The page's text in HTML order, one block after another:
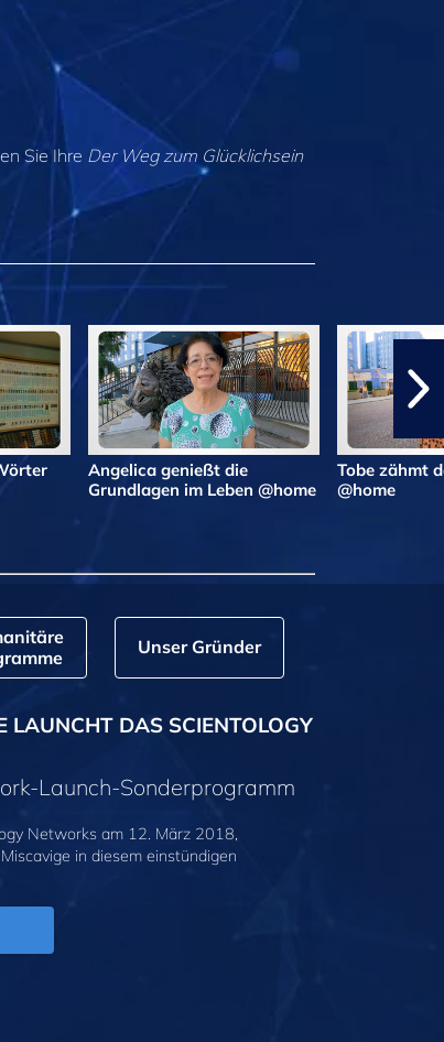
Sie Ihre Der Weg zum Glücklichsein
Angelica genießt die
Grundlagen im Leben @home
Tobe zähmt
@home
Unser Gründer
LAUNCHT DAS SCIENTOLOGY
Launch-Sonderprogramm
Networks am 12. März 2018,
in diesem einstündigen